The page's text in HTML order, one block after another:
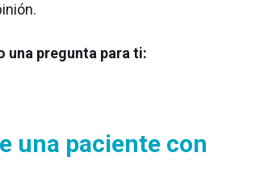
una pregunta para ti:
una paciente con